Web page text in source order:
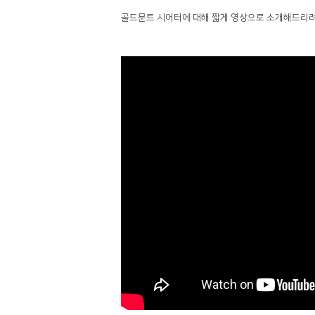
골드문트 시어터에 대해 짧게 영상으로 소개해드리